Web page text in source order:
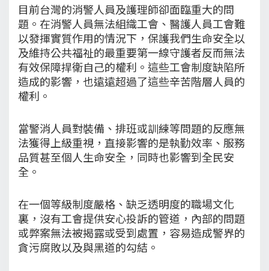
目前台灣的消警人員及護理師卻面臨重大的問
題。在消警人員無法組織工會、醫護人員工會難
以發揮實質作用的情況下，保護我們生命安全以
及維持公共福祉的最重要第一線守護者反而無法
有效保障捍衛自己的權利。這些工會制度缺陷所
造成的影響，也遠遠超過了這些辛苦階層人員的
權利。
當警消人員對裝備、排班或訓練等問題的反應無
法獲得上級重視，直接影響的是執勤效率、服務
品質甚至個人生命安全，同時也影響到全民安
全。
在一個等級制度嚴格、缺乏透明度的職場文化
裏，沒有工會提供安心投訴的管道，內部的問題
或弊案無法被揭露或受到處置，容易造成警界的
貪污腐敗以及與黑道的勾結。